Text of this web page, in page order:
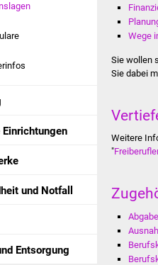
Einrichtungen
und Notfall
Entsorgung
Wege
Sie wollen
Sie dabei
Weitere
"